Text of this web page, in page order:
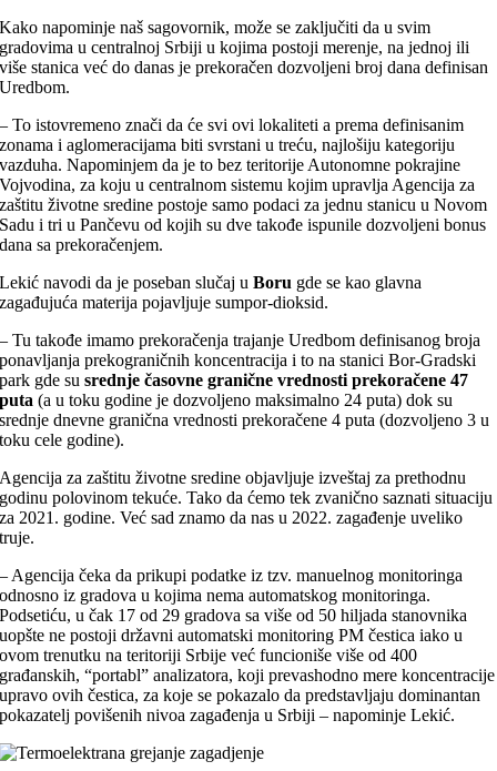
Kako napominje naš sagovornik, može se zaključiti da u svim
gradovima u centralnoj Srbiji u kojima postoji merenje, na jednoj ili
više stanica već do danas je prekoračen dozvoljeni broj dana definisan
Uredbom.
– To istovremeno znači da će svi ovi lokaliteti a prema definisanim
zonama i aglomeracijama biti svrstani u treću, najlošiju kategoriju
vazduha. Napominjem da je to bez teritorije Autonomne pokrajine
Vojvodina, za koju u centralnom sistemu kojim upravlja Agencija za
zaštitu životne sredine postoje samo podaci za jednu stanicu u Novom
Sadu i tri u Pančevu od kojih su dve takođe ispunile dozvoljeni bonus
dana sa prekoračenjem.
Lekić navodi da je poseban slučaj u Boru gde se kao glavna
zagađujuća materija pojavljuje sumpor-dioksid.
– Tu takođe imamo prekoračenja trajanje Uredbom definisanog broja
ponavljanja prekograničnih koncentracija i to na stanici Bor-Gradski
park gde su srednje časovne granične vrednosti prekoračene 47
puta (a u toku godine je dozvoljeno maksimalno 24 puta) dok su
srednje dnevne granična vrednosti prekoračene 4 puta (dozvoljeno 3 u
toku cele godine).
Agencija za zaštitu životne sredine objavljuje izveštaj za prethodnu
godinu polovinom tekuće. Tako da ćemo tek zvanično saznati situaciju
za 2021. godine. Već sad znamo da nas u 2022. zagađenje uveliko
truje.
– Agencija čeka da prikupi podatke iz tzv. manuelnog monitoringa
odnosno iz gradova u kojima nema automatskog monitoringa.
Podsetiću, u čak 17 od 29 gradova sa više od 50 hiljada stanovnika
uopšte ne postoji državni automatski monitoring PM čestica iako u
ovom trenutku na teritoriji Srbije već funcioniše više od 400
građanskih, “portabl” analizatora, koji prevashodno mere koncentracije
upravo ovih čestica, za koje se pokazalo da predstavljaju dominantan
pokazatelj povišenih nivoa zagađenja u Srbiji – napominje Lekić.